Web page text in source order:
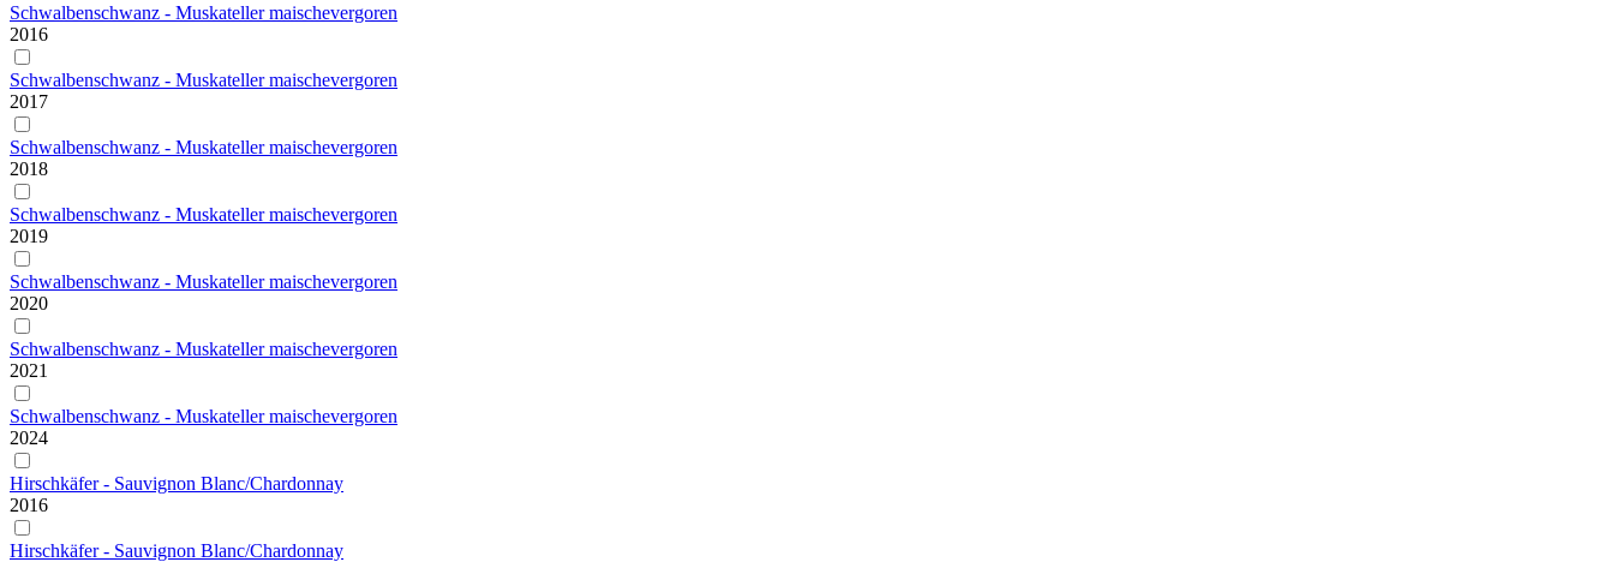
Schwalbenschwanz - Muskateller maischevergoren
2016
Schwalbenschwanz - Muskateller maischevergoren
2017
Schwalbenschwanz - Muskateller maischevergoren
2018
Schwalbenschwanz - Muskateller maischevergoren
2019
Schwalbenschwanz - Muskateller maischevergoren
2020
Schwalbenschwanz - Muskateller maischevergoren
2021
Schwalbenschwanz - Muskateller maischevergoren
2024
Hirschkäfer - Sauvignon Blanc/Chardonnay
2016
Hirschkäfer - Sauvignon Blanc/Chardonnay